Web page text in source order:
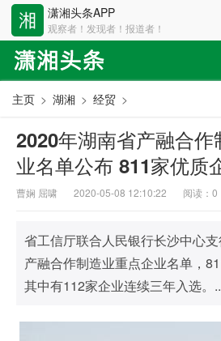
潇湘头条APP
观察者！发现者！报道者！
主页 > 湖湘 > 经贸 >
2020年湖南省产融合
业名单公布 811家优质
曹娴 屈啸 2020-05-08 12:10:22 阅读： 0
省工信厅联合人民银行长沙中心
产融合作制造业重点企业名单，
其中有112家企业连续三年入选。